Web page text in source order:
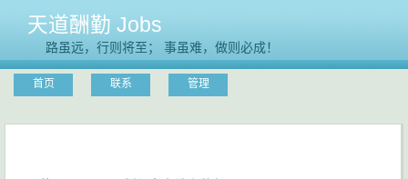
天道酬勤 Jobs
路虽远，行则将至； 事虽难，做则必成！
首页 联系 管理